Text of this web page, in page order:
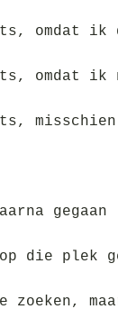
omdat ik
omdat ik
gegaan
die plek